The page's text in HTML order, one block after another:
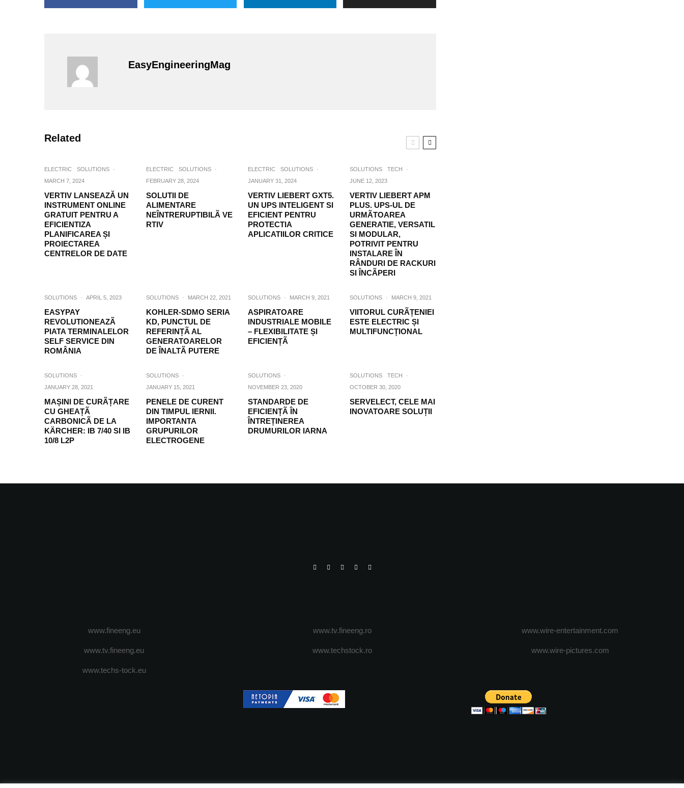
EasyEngineeringMag
Related
ELECTRIC SOLUTIONS
·
MARCH 7, 2024
VERTIV LANSEAZĂ UN
INSTRUMENT ONLINE
GRATUIT PENTRU A
EFICIENTIZA
PLANIFICAREA ȘI
PROIECTAREA
CENTRELOR DE DATE
ELECTRIC SOLUTIONS
·
FEBRUARY 28, 2024
SOLUTII DE
ALIMENTARE
NEÎNTRERUPTIBILÃ VE
RTIV
ELECTRIC SOLUTIONS
·
JANUARY 31, 2024
VERTIV LIEBERT GXT5.
UN UPS INTELIGENT SI
EFICIENT PENTRU
PROTECTIA
APLICATIILOR CRITICE
SOLUTIONS TECH
·
JUNE 12, 2023
VERTIV LIEBERT APM
PLUS. UPS-UL DE
URMÃTOAREA
GENERATIE, VERSATIL
SI MODULAR,
POTRIVIT PENTRU
INSTALARE ÎN
RÂNDURI DE RACKURI
SI ÎNCÃPERI
SOLUTIONS · APRIL 5, 2023
EASYPAY
REVOLUTIONEAZÃ
PIATA TERMINALELOR
SELF SERVICE DIN
ROMÂNIA
SOLUTIONS · MARCH 22, 2021
KOHLER-SDMO SERIA
KD, PUNCTUL DE
REFERINȚÃ AL
GENERATOARELOR
DE ÎNALTÃ PUTERE
SOLUTIONS · MARCH 9, 2021
ASPIRATOARE
INDUSTRIALE MOBILE
– FLEXIBILITATE ȘI
EFICIENȚÃ
SOLUTIONS · MARCH 9, 2021
VIITORUL CURÃȚENIEI
ESTE ELECTRIC ȘI
MULTIFUNCȚIONAL
SOLUTIONS
·
JANUARY 28, 2021
MAȘINI DE CURÃȚARE
CU GHEAȚÃ
CARBONICÃ DE LA
KÄRCHER: IB 7/40 SI IB
10/8 L2P
SOLUTIONS
·
JANUARY 15, 2021
PENELE DE CURENT
DIN TIMPUL IERNII.
IMPORTANTA
GRUPURILOR
ELECTROGENE
SOLUTIONS
·
NOVEMBER 23, 2020
STANDARDE DE
EFICIENȚÃ ÎN
ÎNTREȚINEREA
DRUMURILOR IARNA
SOLUTIONS TECH
·
OCTOBER 30, 2020
SERVELECT, CELE MAI
INOVATOARE SOLUȚII
www.fineeng.eu
www.tv.fineeng.eu
www.techs-tock.eu
www.tv.fineeng.ro
www.techstock.ro
www.wire-entertainment.com
www.wire-pictures.com